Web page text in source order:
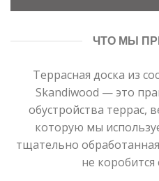
ЧТО МЫ
Террасная доска из
Skandiwood — это
обустройства террас,
которую мы
тщательно
не